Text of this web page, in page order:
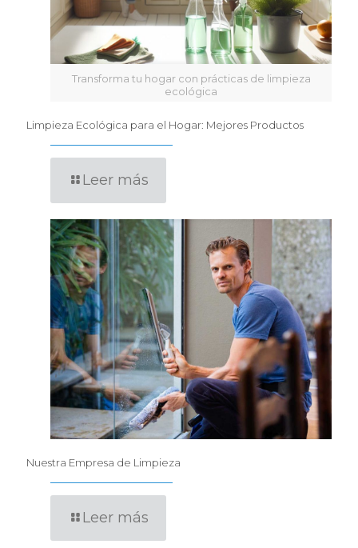
Transforma tu hogar con prácticas de limpieza
ecológica
Limpieza Ecológica para el Hogar: Mejores Productos
Leer más
Nuestra Empresa de Limpieza
Leer más